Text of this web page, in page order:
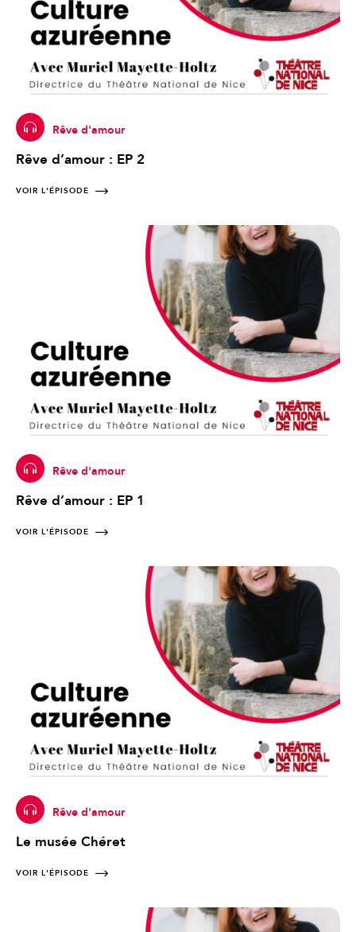
Rêve d'amour
Rêve d’amour : EP 2
VOIR L'ÉPISODE
Rêve d'amour
Rêve d’amour : EP 1
VOIR L'ÉPISODE
Rêve d'amour
Le musée Chéret
VOIR L'ÉPISODE